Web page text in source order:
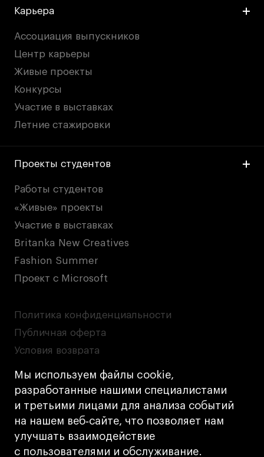
Мы используем файлы cookie,
разработанные нашими специалистами
и третьими лицами для анализа событий
на нашем веб‑сайте, что позволяет нам
улучшать взаимодействие
с пользователями и обслуживание.
Карьера
Ассоциация выпускников
Центр карьеры
Живые проекты
Конкурсы
Участие в выставках
Летние стажировки
Проекты студентов
Работы студентов
«Живые» проекты
Участие в выставках
Britanka New Creatives
Fashion Summer
Проект с Microsoft
Политика конфиденциальности
Публичная оферта
Условия возврата
Кредит на образование с господдержкой
Лицензия на осуществление образовательной
деятельности АНО ВО «Универсальный
Университет»
Карта сайта